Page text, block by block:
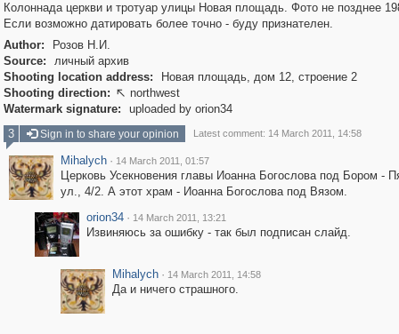
Колоннада церкви и тротуар улицы Новая площадь. Фото не позднее
Если возможно датировать более точно - буду признателен.
Author:
Розов Н.И.
Source:
личный архив
Shooting location address:
Новая площадь, дом 12, строение 2
Shooting direction:  northwest
Watermark signature:
uploaded by orion34
3
Sign in to share your opinion Latest comment: 14 March 2011, 14:58
Mihalych · 14 March 2011, 01:57
Церковь Усекновения главы Иоанна Богослова под Бором -
ул., 4/2. А этот храм - Иоанна Богослова под Вязом.
orion34 · 14 March 2011, 13:21
Извиняюсь за ошибку - так был подписан слайд.
Mihalych · 14 March 2011, 14:58
Да и ничего страшного.